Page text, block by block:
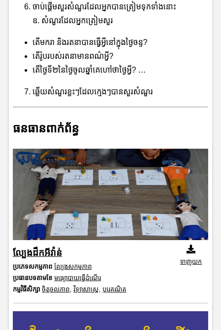
ចាប់ផ្ដើមសួរសំណួរដែលអ្នកបានត្រៀមទុកទាំងនោះ
ឧ. សំណួរដែលអ្នកត្រៀមសួរ
តើមករា​ និងរតនាបានធ្វើអ្វីនៅក្នុងថ្ងៃចន្ទ?
តើរ៉ូបរបស់រតនាមានពណ៌អ្វី?
តើថ្ងៃទី២នៃថ្ងៃចូលឆ្នាំគេហៅថាថ្ងៃអ្វី? …
ឆ្លើយសំណួរខ្លះៗដែលក្មេងៗបានសួរសំណួរ
ធនធានពាក់ព័ន្ធ
ល្បែងដឹកអីវ៉ាន់
ប្រភេទសកម្មភាព ល្បែងសកម្មភាព
ប្រធានបទតាមខែ មធ្យោបាយធ្វើដំណើរ
កម្មវិធីសិក្សា ចិត្តចលភាព, វិទ្យាសាស្រ្ត, បុរេគណិត
ទាញយក